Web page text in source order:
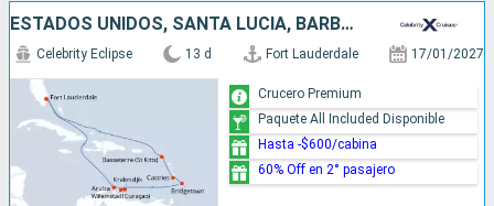
ESTADOS UNIDOS, SANTA LUCIA, BARBADOS, ARUBA
Celebrity Eclipse 13 d Fort Lauderdale 17/01/2027
Crucero Premium
Paquete All Included Disponible
Hasta -$600/cabina
60% Off en 2° pasajero